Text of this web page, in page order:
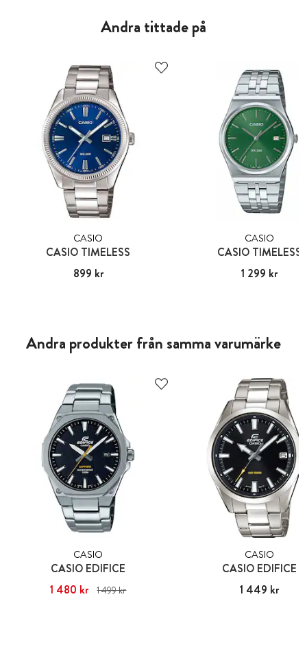
Andra tittade på
CASIO
CASIO TIMELESS
Pris:899 kr
899 kr
CASIO
CASIO TIMELESS
Pris :1 299 kr
1 299 kr
Andra produkter från samma varumärke
CASIO
CASIO EDIFICE
Nuvarande pris:1 480 krTidigare
1 480 kr 1 499 kr
CASIO
CASIO EDIFICE
Pris :1 449 kr
1 449 kr